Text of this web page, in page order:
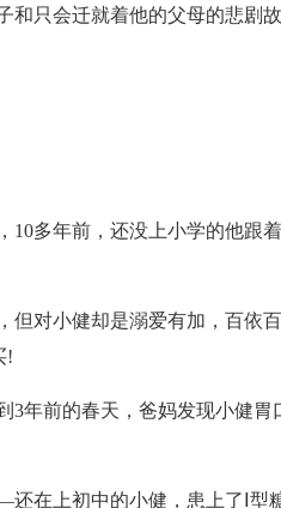
只会迁就着他的父母的悲剧故
多年前，还没上小学的他跟
对小健却是溺爱有加，百依
!
前的春天，爸妈发现小健胃
上初中的小健，患上了Ⅰ型糖